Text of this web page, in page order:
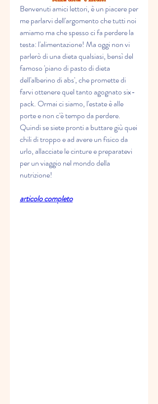
Benvenuti amici lettori, è un piacere per
me parlarvi dell'argomento che tutti noi
amiamo ma che spesso ci fa perdere la
testa: l'alimentazione! Ma oggi non vi
parlerò di una dieta qualsiasi, bensì del
famoso 'piano di pasto di dieta
dell'alberino di abs', che promette di
farvi ottenere quel tanto agognato six-
pack. Ormai ci siamo, l'estate è alle
porte e non c'è tempo da perdere.
Quindi se siete pronti a buttare giù quei
chili di troppo e ad avere un fisico da
urlo, allacciate le cinture e preparatevi
per un viaggio nel mondo della
nutrizione!
articolo completo